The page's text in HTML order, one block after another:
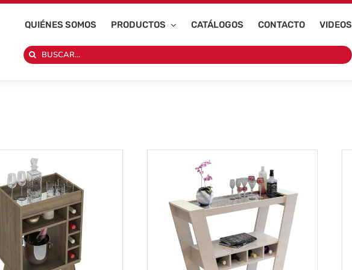
QUIÉNES SOMOS PRODUCTOS CATÁLOGOS CONTACTO VIDEOS
Search
for: